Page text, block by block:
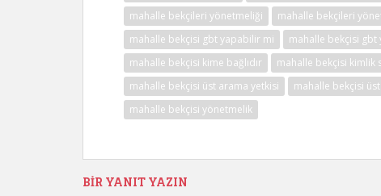
mahalle bekçileri yönetmeliği
mahalle bekçileri
mahalle bekçisi gbt yapabilir mi
mahalle bekçisi gbt
mahalle bekçisi kime bağlıdır
mahalle bekçisi kimlik
mahalle bekçisi üst arama yetkisi
mahalle bekçisi
mahalle bekçisi yönetmelik
BIR YANIT YAZIN